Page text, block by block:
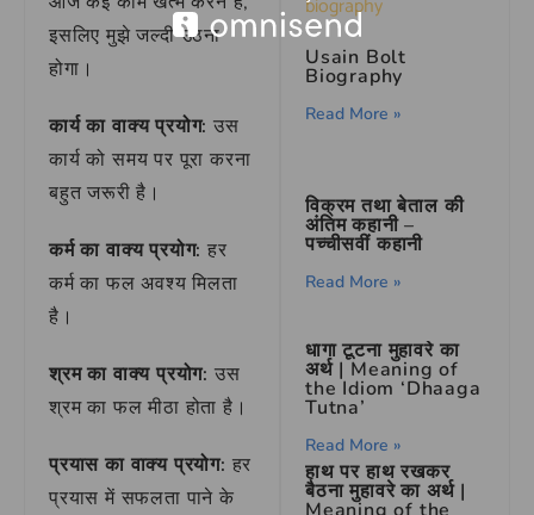
इसलिए मुझे जल्दी उठना
होगा।
कार्य का वाक्य प्रयोग: उस
कार्य को समय पर पूरा करना
बहुत जरूरी है।
कर्म का वाक्य प्रयोग: हर
कर्म का फल अवश्य मिलता
है।
श्रम का वाक्य प्रयोग: उस
श्रम का फल मीठा होता है।
प्रयास का वाक्य प्रयोग: हर
प्रयास में सफलता पाने के
Usain Bolt
Biography
Read More »
विक्रम तथा बेताल की
अंतिम कहानी –
पच्चीसवीं कहानी
Read More »
धागा टूटना मुहावरे का
अर्थ | Meaning of
the Idiom ‘Dhaaga
Tutna’
Read More »
हाथ पर हाथ रखकर
बैठना मुहावरे का अर्थ |